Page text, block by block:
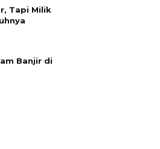
Tapi Milik
Banjir di